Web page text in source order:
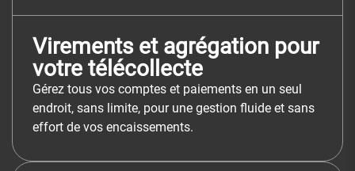
Virements et agrégation pour
votre télécollecte
Gérez tous vos comptes et paiements en un seul
endroit, sans limite, pour une gestion fluide et sans
effort de vos encaissements.